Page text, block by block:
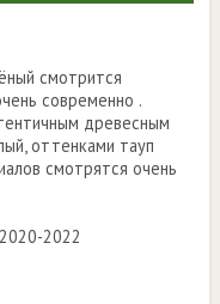
смотрится
современно .
древесным
оттенками тауп
смотрятся очень
2022